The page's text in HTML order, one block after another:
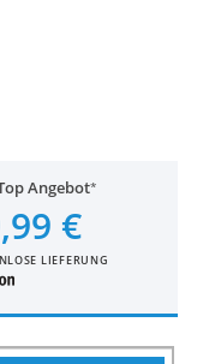
Angebot
€
LIEFERUNG